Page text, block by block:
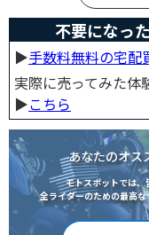
不要になっ
▶︎手数料無料の宅配
実際に売ってみた体
▶︎こちら
あなたのオス
モトスポットでは
全ライダーのための最高な